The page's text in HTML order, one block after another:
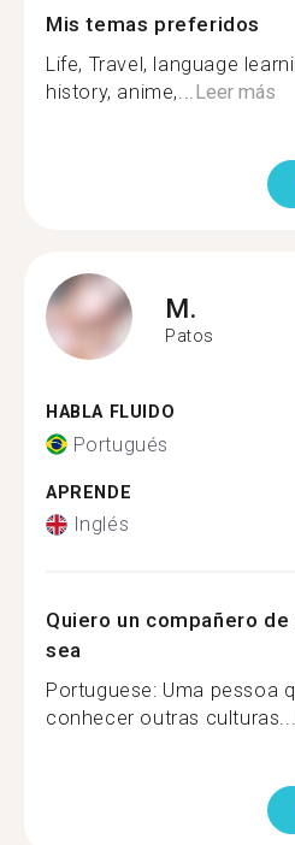
Mis temas preferidos
Life, Travel, language
history, anime,...Leer más
M.
Patos
HABLA FLUIDO
Portugués
APRENDE
Inglés
Quiero un compañero
sea
Portuguese: Uma pessoa
conhecer outras culturas...